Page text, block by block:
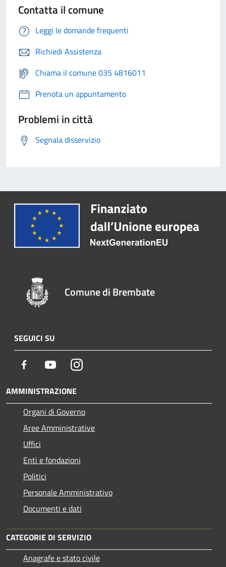
Contatta il comune
Leggi le domande frequenti
Richiedi Assistenza
Chiama il comune 035 4816011
Prenota un appuntamento
Problemi in città
Segnala disservizio
Comune di Brembate
SEGUICI SU
Facebook YoutubeInstagram
AMMINISTRAZIONE
Organi di Governo
Aree Amministrative
Uffici
Enti e fondazioni
Politici
Personale Amministrativo
Documenti e dati
CATEGORIE DI SERVIZIO
Anagrafe e stato civile